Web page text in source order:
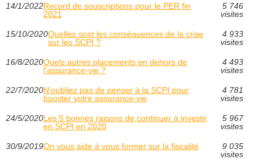
14/1/2022Record de souscriptions pour le PER fin
2021
5 746
visites
15/10/2020Quelles sont les conséquences de la crise
sur les SCPI ?
4 933
visites
16/8/2020Quels autres placements en dehors de
l'assurance-vie ?
4 493
visites
22/7/2020N'oubliez pas de penser à la SCPI pour
booster votre assurance-vie
4 781
visites
24/5/2020Les 5 bonnes raisons de continuer à investir
en SCPI en 2020
5 967
visites
30/9/2019On vous aide à vous former sur la fiscalité
9 035
visites